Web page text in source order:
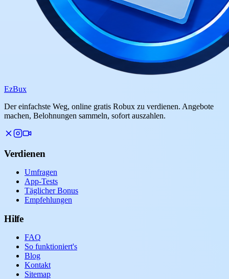
EzBux
Der einfachste Weg, online gratis Robux zu verdienen. Angebote
machen, Belohnungen sammeln, sofort auszahlen.
Verdienen
Umfragen
App-Tests
Täglicher Bonus
Empfehlungen
Hilfe
FAQ
So funktioniert's
Blog
Kontakt
Sitemap